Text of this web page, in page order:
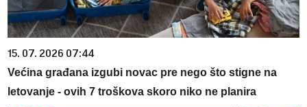
15. 07. 2026 07:44
Većina građana izgubi novac pre nego što stigne na
letovanje - ovih 7 troškova skoro niko ne planira